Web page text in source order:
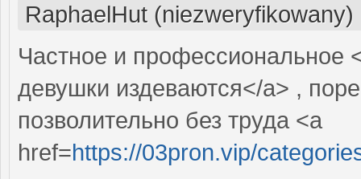
RaphaelHut (niezweryfikowany)
Частное и профессиональное
девушки издеваются</a> ,
позволительно без труда <a
href=https://03pron.vip/